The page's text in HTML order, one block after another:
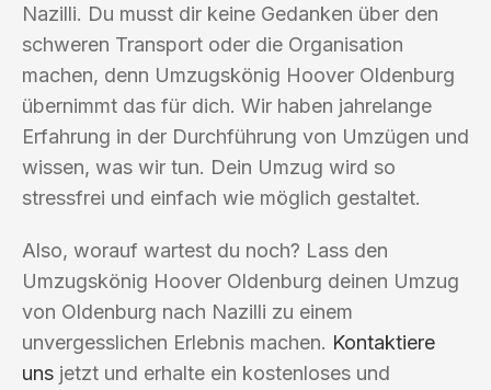
Nazilli. Du musst dir keine Gedanken über den
schweren Transport oder die Organisation
machen, denn Umzugskönig Hoover Oldenburg
übernimmt das für dich. Wir haben jahrelange
Erfahrung in der Durchführung von Umzügen und
wissen, was wir tun. Dein Umzug wird so
stressfrei und einfach wie möglich gestaltet.
Also, worauf wartest du noch? Lass den
Umzugskönig Hoover Oldenburg deinen Umzug
von Oldenburg nach Nazilli zu einem
unvergesslichen Erlebnis machen. Kontaktiere
uns jetzt und erhalte ein kostenloses und